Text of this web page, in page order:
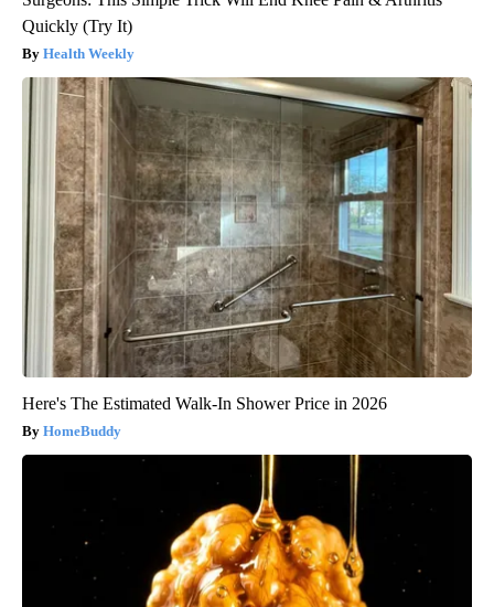
Quickly (Try It)
Health Weekly
Here's The Estimated Walk-In Shower Price in 2026
HomeBuddy